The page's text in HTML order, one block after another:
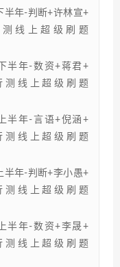
半年-判断+许林宣+
线上超级刷题
半年-数资+蒋君+
测线上超级刷题
半年-言语+倪涵+
测线上超级刷题
半年-判断+李小愚+
测线上超级刷题
半年-数资+李晟+
测线上超级刷题